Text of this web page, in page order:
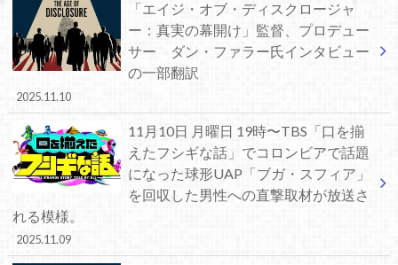
「エイジ・オブ・ディスクロージャ
ー：真実の幕開け」監督、プロデュー
サー ダン・ファラー氏インタビュー
の一部翻訳
2025.11.10
11月10日 月曜日 19時〜TBS「口を揃
えたフシギな話」でコロンビアで話題
になった球形UAP「ブガ・スフィア」
を回収した男性への直撃取材が放送さ
れる模様。
2025.11.09